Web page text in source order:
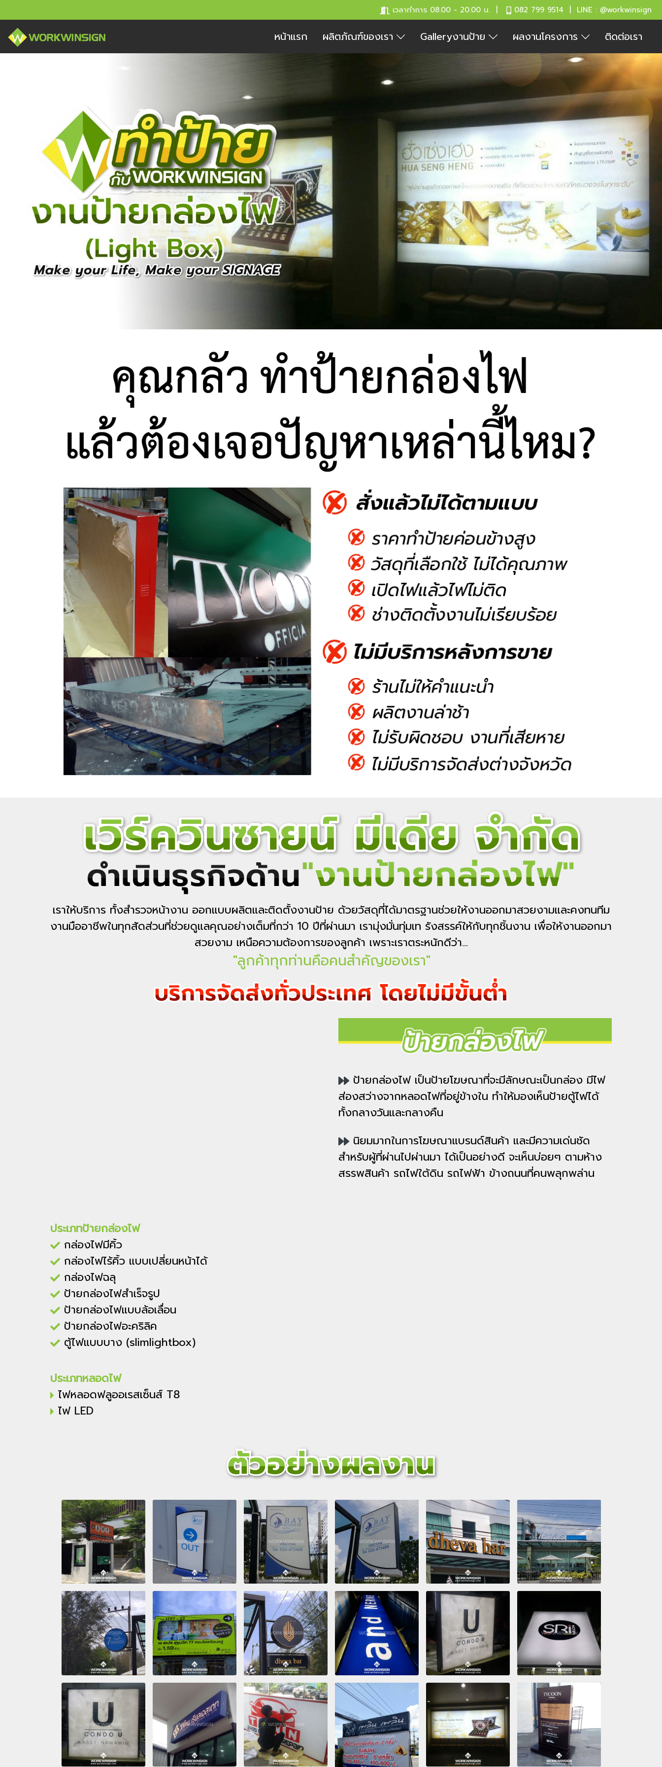
เวลาทำการ 08.00 - 20.00 น. | 082 799 9514 | LINE : @workwinsign
หน้าแรก ผลิตภัณฑ์ของเรา Galleryงานป้าย ผลงานโครงการ ติดต่อเรา
เราให้บริการ ทั้งสำรวจหน้างาน ออกแบบผลิตและติดตั้งงานป้าย ด้วยวัสดุที่ได้มาตรฐานช่วยให้งานออกมาสวยงามและคงทนทีม
งานมืออาชีพในทุกสัดส่วนที่ช่วยดูแลคุณอย่างเต็มที่กว่า 10 ปีที่ผ่านมา เรามุ่งมั่นทุ่มเท รังสรรค์ให้กับทุกชิ้นงาน เพื่อให้งานออกมา
สวยงาม เหนือความต้องการของลูกค้า เพราะเราตระหนักดีว่า...
"ลูกค้าทุกท่านคือคนสำคัญของเรา"
ป้ายกล่องไฟ เป็นป้ายโฆษณาที่จะมีลักษณะเป็นกล่อง มีไฟ
ส่องสว่างจากหลอดไฟที่อยู่ข้างใน ทำให้มองเห็นป้ายตู้ไฟได้
ทั้งกลางวันและกลางคืน
นิยมมากในการโฆษณาแบรนด์สินค้า และมีความเด่นชัด
สำหรับผู้ที่ผ่านไปผ่านมา ได้เป็นอย่างดี จะเห็นบ่อยๆ ตามห้าง
สรรพสินค้า รถไฟใต้ดิน รถไฟฟ้า ข้างถนนที่คนพลุกพล่าน
ประเภทป้ายกล่องไฟ
กล่องไฟมีคิ้ว
กล่องไฟไร้คิ้ว แบบเปลี่ยนหน้าได้
กล่องไฟฉลุ
ป้ายกล่องไฟสำเร็จรูป
ป้ายกล่องไฟแบบล้อเลื่อน
ป้ายกล่องไฟอะคริลิค
ตู้ไฟแบบบาง (slimlightbox)
ประเภทหลอดไฟ
ไฟหลอดฟลูออเรสเซ็นส์ T8
ไฟ LED